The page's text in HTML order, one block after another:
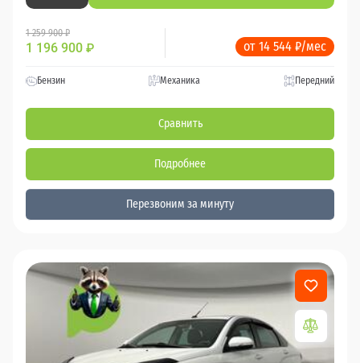
1 259 900 ₽
1 196 900 ₽ от 14 544 ₽/мес
Бензин Механика Передний
Сравнить
Подробнее
Перезвоним за минуту